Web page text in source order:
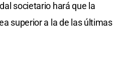
societario hará que la
superior a la de las últimas